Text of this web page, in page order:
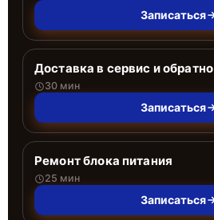
Записаться
Доставка в сервис и обратно
30 мин
Записаться
Ремонт блока питания
25 мин
Записаться